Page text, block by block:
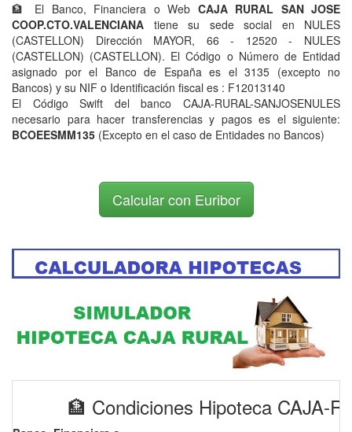
🏦 El Banco, Financiera o Web CAJA RURAL SAN JOSE
COOP.CTO.VALENCIANA tiene su sede social en NULES
(CASTELLON) Dirección MAYOR, 66 - 12520 - NULES
(CASTELLON) (CASTELLON). El Código o Número de Entidad
asignado por el Banco de España es el 3135 (excepto no
Bancos) y su NIF o Identificación fiscal es : F12013140
El Código Swift del banco CAJA-RURAL-SANJOSENULES
necesario para hacer transferencias y pagos es el siguiente:
BCOEESMM135 (Excepto en el caso de Entidades no Bancos)
Calcular con Euribor
🏦 Condiciones Hipoteca CAJA-